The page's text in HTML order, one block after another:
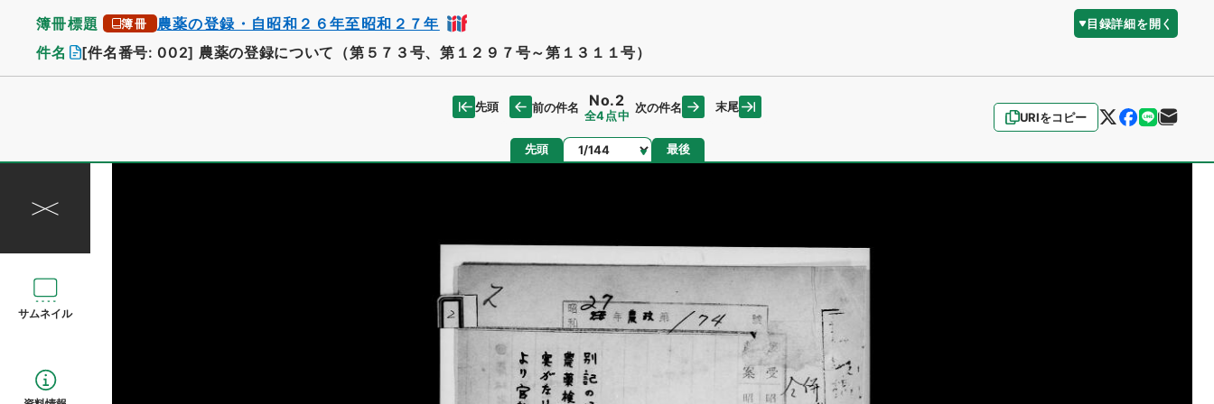
簿冊標題 簿冊 農薬の登録・自昭和２６年至昭和２７年 目録詳細を開く
件名 [件名番号: 002] 農薬の登録について（第５７３号、第１２９７号～第１３１１号）
URIをコピー
先頭 前の件名 No.2
全4点中
次の件名 末尾
先頭 ページ 最後
サムネイル